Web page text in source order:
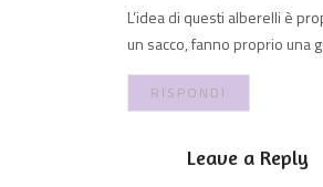
L’idea di questi alberelli è
un sacco, fanno proprio una
RISPONDI
Leave a Reply